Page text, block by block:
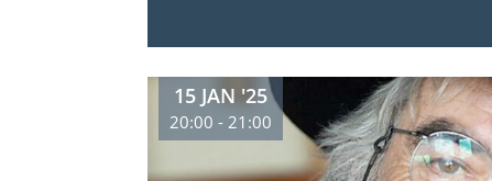
15 JAN '25
20:00 - 21:00